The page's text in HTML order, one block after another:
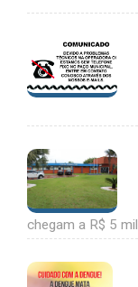
chegam a R$ 5 mil